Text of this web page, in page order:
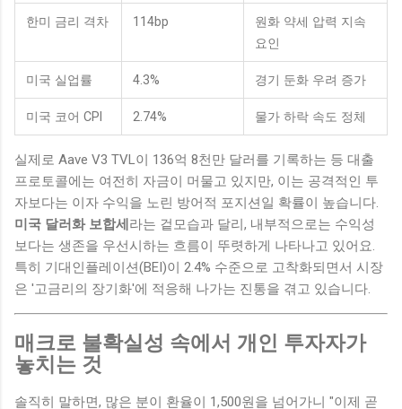
한미 금리 격차 114bp
원화 약세 압력 지속
요인
미국 실업률 4.3% 경기 둔화 우려 증가
미국 코어 CPI 2.74% 물가 하락 속도 정체
실제로 Aave V3 TVL이 136억 8천만 달러를 기록하는 등 대출
프로토콜에는 여전히 자금이 머물고 있지만, 이는 공격적인 투
자보다는 이자 수익을 노린 방어적 포지션일 확률이 높습니다.
미국 달러화 보합세 라는 겉모습과 달리, 내부적으로는 수익성
보다는 생존을 우선시하는 흐름이 뚜렷하게 나타나고 있어요.
특히 기대인플레이션(BEI)이 2.4% 수준으로 고착화되면서 시장
은 '고금리의 장기화'에 적응해 나가는 진통을 겪고 있습니다.
매크로 불확실성 속에서 개인 투자자가
놓치는 것
솔직히 말하면, 많은 분이 환율이 1,500원을 넘어가니 "이제 곧